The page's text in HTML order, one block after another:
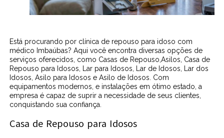
Está procurando por clínica de repouso para idoso com
médico Imbaúbas? Aqui você encontra diversas opções de
serviços oferecidos, como Casas de Repouso,Asilos, Casa de
Repouso para Idosos, Lar para Idosos, Lar de Idosos, Lar dos
Idosos, Asilo para Idosos e Asilo de Idosos. Com
equipamentos modernos, e instalações em ótimo estado, a
empresa é capaz de suprir a necessidade de seus clientes,
conquistando sua confiança.
Casa de Repouso para Idosos